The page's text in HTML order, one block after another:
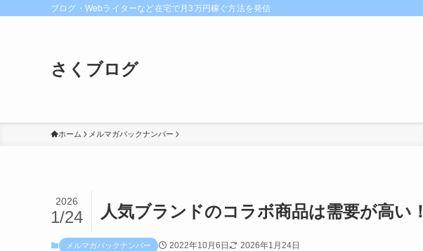
ブログ・Webライターなど在宅で月3万円稼ぐ方法を発信
さくブログ
ホーム メルマガバックナンバー
人気ブランドのコラボ商品は需要が高い！
2026
1/24
メルマガバックナンバー 2022年10月6日 2026年1月24日